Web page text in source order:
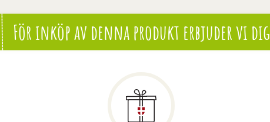
För inköp av denna produkt erbjuder vi dig